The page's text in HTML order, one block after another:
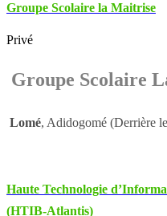
Groupe Scolaire la Maitrise
Privé
Groupe Scolaire
Lomé, Adidogomé (Derrière
Haute Technologie
(HTIB-Atlantis)